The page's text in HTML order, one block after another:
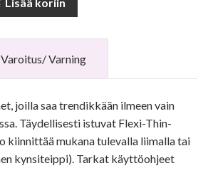
Varoitus/ Varning
joilla saa trendikkään ilmeen vain
Täydellisesti istuvat Flexi-Thin-
kiinnittää mukana tulevalla liimalla tai
kynsiteippi). Tarkat käyttöohjeet